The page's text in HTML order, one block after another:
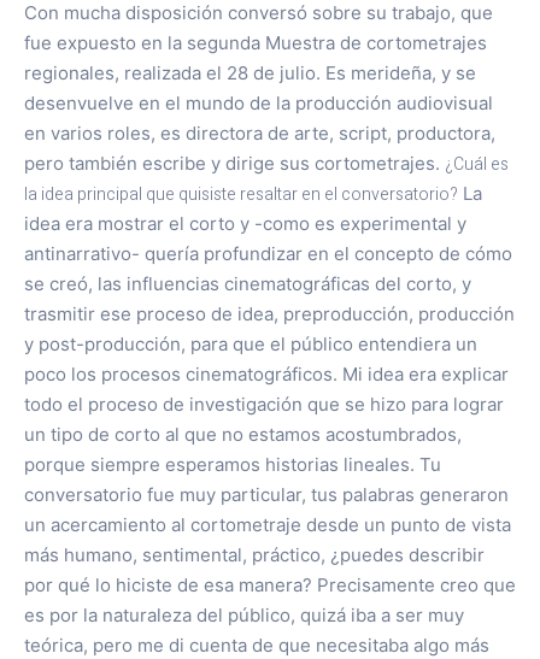
Con mucha disposición conversó sobre su trabajo, que
fue expuesto en la segunda Muestra de cortometrajes
regionales, realizada el 28 de julio. Es merideña, y se
desenvuelve en el mundo de la producción audiovisual
en varios roles, es directora de arte, script, productora,
pero también escribe y dirige sus cortometrajes. ¿Cuál es
la idea principal que quisiste resaltar en el conversatorio? La
idea era mostrar el corto y -como es experimental y
antinarrativo- quería profundizar en el concepto de cómo
se creó, las influencias cinematográficas del corto, y
trasmitir ese proceso de idea, preproducción, producción
y post-producción, para que el público entendiera un
poco los procesos cinematográficos. Mi idea era explicar
todo el proceso de investigación que se hizo para lograr
un tipo de corto al que no estamos acostumbrados,
porque siempre esperamos historias lineales. Tu
conversatorio fue muy particular, tus palabras generaron
un acercamiento al cortometraje desde un punto de vista
más humano, sentimental, práctico, ¿puedes describir
por qué lo hiciste de esa manera? Precisamente creo que
es por la naturaleza del público, quizá iba a ser muy
teórica, pero me di cuenta de que necesitaba algo más